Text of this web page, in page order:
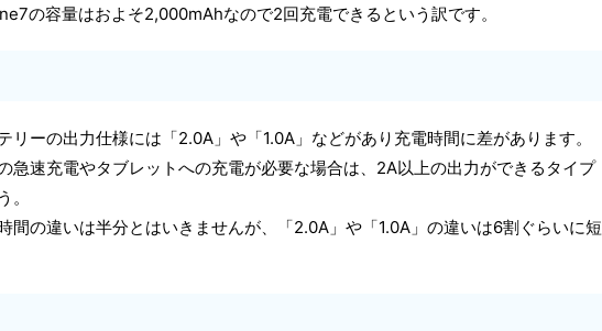
の容量はおよそ2,000mAhなので2回充電できるという訳です。
リーの出力仕様には「2.0A」や「1.0A」などがあり充電時間に差があります。
急速充電やタブレットへの充電が必要な場合は、2A以上の出力ができるタイプ
。
間の違いは半分とはいきませんが、「2.0A」や「1.0A」の違いは6割ぐらいに短